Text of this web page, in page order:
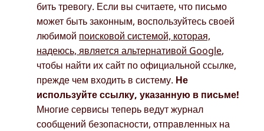
бить тревогу. Если вы считаете, что письмо
может быть законным, воспользуйтесь своей
любимой поисковой системой, которая,
надеюсь, является альтернативой Google,
чтобы найти их сайт по официальной ссылке,
прежде чем входить в систему. Не
используйте ссылку, указанную в письме!
Многие сервисы теперь ведут журнал
сообщений безопасности, отправленных на